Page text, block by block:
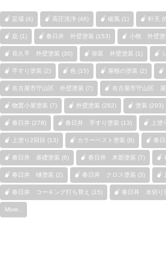
足場 (4) 高圧洗浄 (46) 破風 (1) 軒天
庇 (1) 春日井 外壁塗装 (153) 小牧 外壁塗
長久手 外壁塗装 (30) 弥富 外壁塗装 (1)
手すり塗装 (2) 色 (15) 屋根の塗装 (2)
名古屋市守山区 外壁塗装 (7) 名古屋市守山区
物置小屋塗装 (7) 外壁塗装 (282) 塗装 (293)
春日井 (278) 春日井 手すり塗装 (13) 上
上塗り2回目 (13) カラーベスト塗装 (8) 春
春日井 基礎塗装 (6) 春日井 木部塗装 (7)
春日井 樋塗装 (2) 春日井 クロス塗装 (3)
春日井 コーキング打ち替え (15) 春日井 水切り
More..